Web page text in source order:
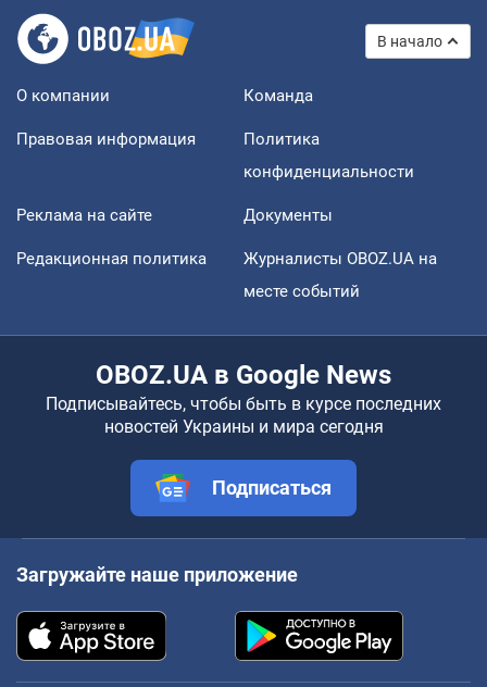
В начало
О компании Команда
Правовая информация
Политика
конфиденциальности
Реклама на сайте Документы
Редакционная политика
Журналисты OBOZ.UA на
месте событий
OBOZ.UA в Google News
Подписывайтесь, чтобы быть в курсе последних
новостей Украины и мира сегодня
Подписаться
Загружайте наше приложение